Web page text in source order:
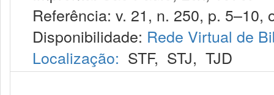
Referência: v. 21, n. 250, p. 5–10,
Disponibilidade: Rede Virtual de
Localização: STF, STJ, TJD